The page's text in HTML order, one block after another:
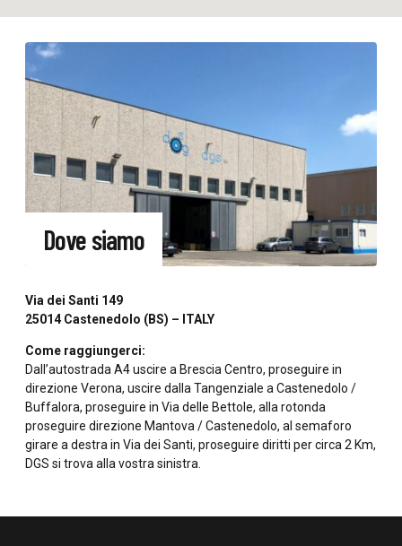
Dove siamo
Via dei Santi 149
25014 Castenedolo (BS) – ITALY
Come raggiungerci:
Dall’autostrada A4 uscire a Brescia Centro, proseguire in
direzione Verona, uscire dalla Tangenziale a Castenedolo /
Buffalora, proseguire in Via delle Bettole, alla rotonda
proseguire direzione Mantova / Castenedolo, al semaforo
girare a destra in Via dei Santi, proseguire diritti per circa 2 Km,
DGS si trova alla vostra sinistra.